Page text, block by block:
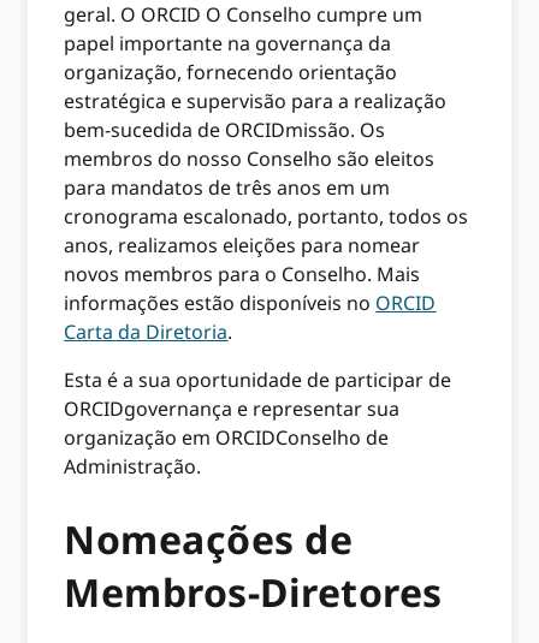
geral. O ORCID O Conselho cumpre um
papel importante na governança da
organização, fornecendo orientação
estratégica e supervisão para a realização
bem-sucedida de ORCIDmissão. Os
membros do nosso Conselho são eleitos
para mandatos de três anos em um
cronograma escalonado, portanto, todos os
anos, realizamos eleições para nomear
novos membros para o Conselho. Mais
informações estão disponíveis no ORCID
Carta da Diretoria.
Esta é a sua oportunidade de participar de
ORCIDgovernança e representar sua
organização em ORCIDConselho de
Administração.
Nomeações de
Membros-Diretores